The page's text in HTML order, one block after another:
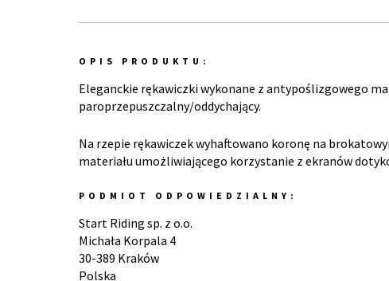
OPIS PRODUKTU:
Eleganckie rękawiczki wykonane z antypoślizgowego
paroprzepuszczalny/oddychający.
Na rzepie rękawiczek wyhaftowano koronę na
materiału umożliwiającego korzystanie z ekranów
PODMIOT ODPOWIEDZIALNY:
Start Riding sp. z o.o.
Michała Korpala 4
30-389 Kraków
Polska